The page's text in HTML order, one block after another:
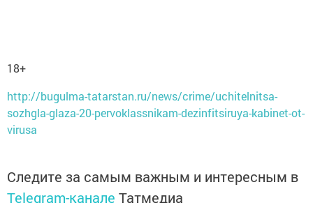
18+
http://bugulma-tatarstan.ru/news/crime/uchitelnitsa-
sozhgla-glaza-20-pervoklassnikam-dezinfitsiruya-kabinet-ot-
virusa
Следите за самым важным и интересным в
Telegram-канале Татмедиа